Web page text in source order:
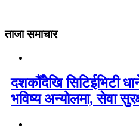
ताजा समाचार
दशकौँदेखि सिटिईभिटी
भविष्य अन्योलमा, सेवा